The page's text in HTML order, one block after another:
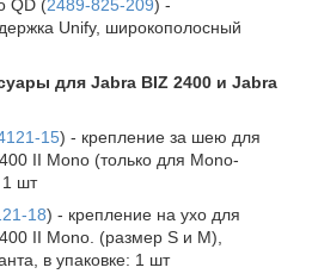
QD (2489-825-209) -
Unify, широкополосный
для Jabra BIZ 2400 и Jabra
15) - крепление за шею для
II Mono (только для Mono-
1 шт
18) - крепление на ухо для
II Mono. (размер S и M),
в упаковке: 1 шт